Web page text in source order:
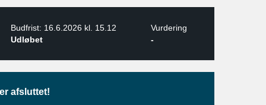
Budfrist: 16.6.2026 kl. 15.12
Vurdering
Udløbet
-
afsluttet!